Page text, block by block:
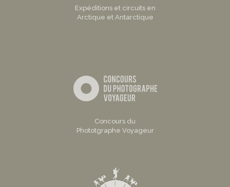
Expéditions et circuits en
Arctique et Antarctique
Concours du
Phototgraphe Voyageur